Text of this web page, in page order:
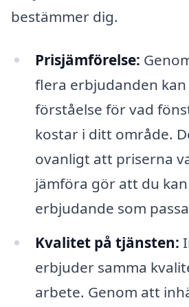
bestämmer dig.
Prisjämförelse:
flera erbjudanden
förståelse för vad
kostar i ditt område.
ovanligt att priserna
jämföra gör att du
erbjudande som
Kvalitet på tjänsten:
erbjuder samma
arbete. Genom att